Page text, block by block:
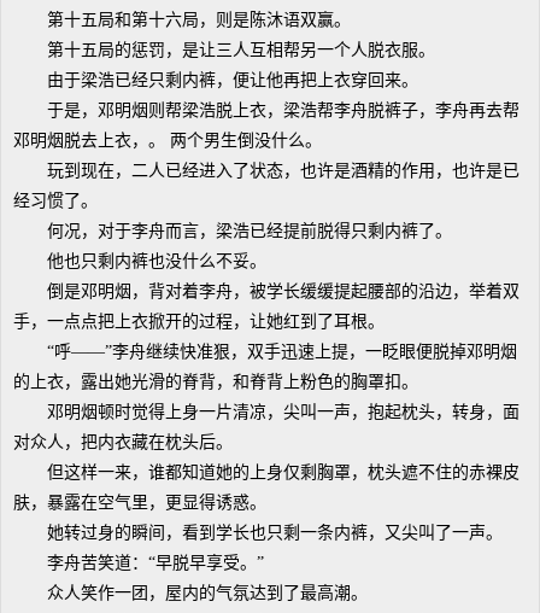
第十五局和第十六局，则是陈沐语双赢。
第十五局的惩罚，是让三人互相帮另一个人脱衣服。
由于梁浩已经只剩内裤，便让他再把上衣穿回来。
于是，邓明烟则帮梁浩脱上衣，梁浩帮李舟脱裤子，李舟再去帮
邓明烟脱去上衣，。 两个男生倒没什么。
玩到现在，二人已经进入了状态，也许是酒精的作用，也许是已
经习惯了。
何况，对于李舟而言，梁浩已经提前脱得只剩内裤了。
他也只剩内裤也没什么不妥。
倒是邓明烟，背对着李舟，被学长缓缓提起腰部的沿边，举着双
手，一点点把上衣掀开的过程，让她红到了耳根。
“呼——”李舟继续快准狠，双手迅速上提，一眨眼便脱掉邓明烟
的上衣，露出她光滑的脊背，和脊背上粉色的胸罩扣。
邓明烟顿时觉得上身一片清凉，尖叫一声，抱起枕头，转身，面
对众人，把内衣藏在枕头后。
但这样一来，谁都知道她的上身仅剩胸罩，枕头遮不住的赤裸皮
肤，暴露在空气里，更显得诱惑。
她转过身的瞬间，看到学长也只剩一条内裤，又尖叫了一声。
李舟苦笑道：“早脱早享受。”
众人笑作一团，屋内的气氛达到了最高潮。